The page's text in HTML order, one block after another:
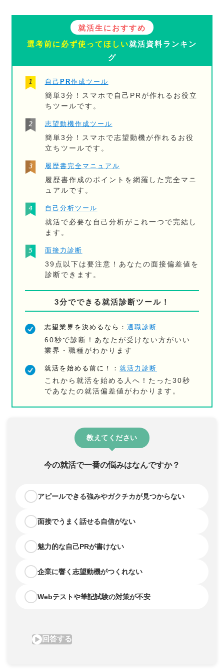
就活生におすすめ
選考前に必ず使ってほしい就活資料ランキン
グ
自己PR作成ツール
簡単3分！スマホで自己PRが作れるお役立
ちツールです。
志望動機作成ツール
簡単3分！スマホで志望動機が作れるお役
立ちツールです。
履歴書完全マニュアル
履歴書作成のポイントを網羅した完全マニ
ュアルです。
自己分析ツール
就活で必要な自己分析がこれ一つで完結し
ます。
面接力診断
39点以下は要注意！あなたの面接偏差値を
診断できます。
3分でできる就活診断ツール！
志望業界を決めるなら：適職診断
60秒で診断！あなたが受けない方がいい
業界・職種がわかります
就活を始める前に！：就活力診断
これから就活を始める人へ！たった30秒
であなたの就活偏差値がわかります。